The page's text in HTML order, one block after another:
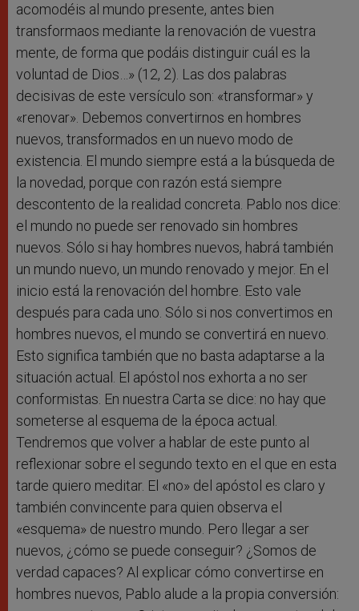
acomodéis al mundo presente, antes bien
transformaos mediante la renovación de vuestra
mente, de forma que podáis distinguir cuál es la
voluntad de Dios…» (12, 2). Las dos palabras
decisivas de este versículo son: «transformar» y
«renovar». Debemos convertirnos en hombres
nuevos, transformados en un nuevo modo de
existencia. El mundo siempre está a la búsqueda de
la novedad, porque con razón está siempre
descontento de la realidad concreta. Pablo nos dice:
el mundo no puede ser renovado sin hombres
nuevos. Sólo si hay hombres nuevos, habrá también
un mundo nuevo, un mundo renovado y mejor. En el
inicio está la renovación del hombre. Esto vale
después para cada uno. Sólo si nos convertimos en
hombres nuevos, el mundo se convertirá en nuevo.
Esto significa también que no basta adaptarse a la
situación actual. El apóstol nos exhorta a no ser
conformistas. En nuestra Carta se dice: no hay que
someterse al esquema de la época actual.
Tendremos que volver a hablar de este punto al
reflexionar sobre el segundo texto en el que en esta
tarde quiero meditar. El «no» del apóstol es claro y
también convincente para quien observa el
«esquema» de nuestro mundo. Pero llegar a ser
nuevos, ¿cómo se puede conseguir? ¿Somos de
verdad capaces? Al explicar cómo convertirse en
hombres nuevos, Pablo alude a la propia conversión: